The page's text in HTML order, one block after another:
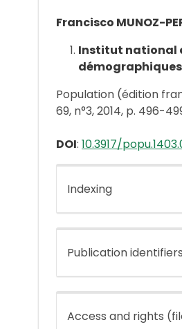
Francisco MUNOZ-
Institut national
Population (édition
69, n°3, 2014, p. 496-
DOI: 10.3917/
Indexing
Publication identifiers
Access and rights